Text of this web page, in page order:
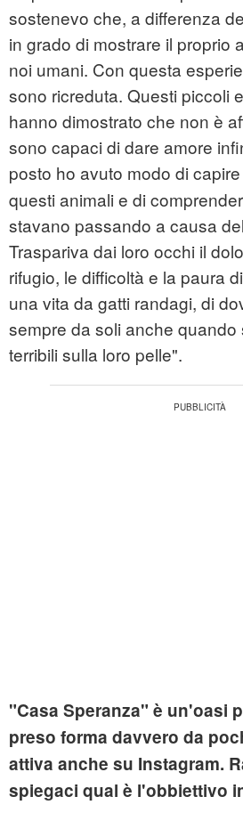
sostenevo che, a differenza
in grado di mostrare il proprio
noi umani. Con questa
sono ricreduta. Questi piccoli
hanno dimostrato che non è
sono capaci di dare amore
posto ho avuto modo di
questi animali e di
stavano passando a causa
Traspariva dai loro occhi il
rifugio, le difficoltà e la paura
una vita da gatti randagi, di
sempre da soli anche
terribili sulla loro pelle".
"Casa Speranza" è un'oasi
preso forma davvero da
attiva anche su Instagram.
spiegaci qual è l'obbiettivo